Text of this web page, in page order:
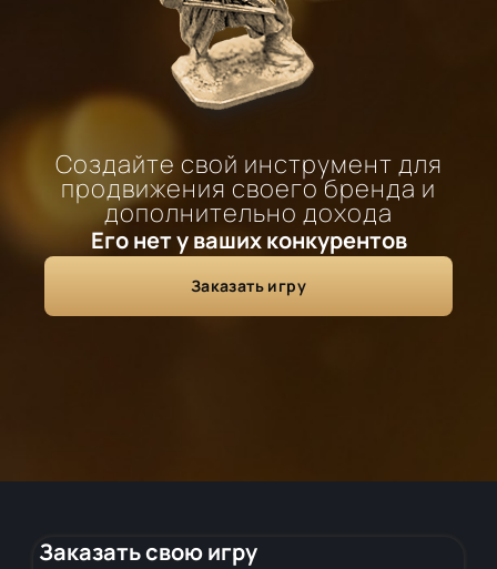
Создайте свой инструмент для
продвижения своего бренда и
дополнительно дохода
Его нет у ваших конкурентов
Заказать игру
Заказать свою игру